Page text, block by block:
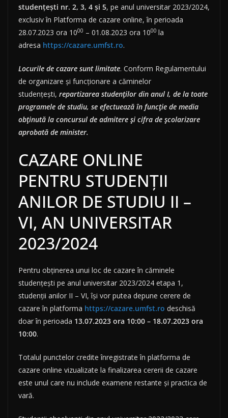
studenţeşti nr. 2, 3, 4 și 5, pe anul universitar 2023/2024,
exclusiv în Platforma de cazare online, în perioada
28.07.2023 ora 1000 – 01.08.2023 ora 1000 la
adresa https://cazare.umfst.ro.
Locurile de cazare sunt limitate. Conform Regulamentului
de organizare şi funcţionare a căminelor
studenţeşti, repartizarea studenţilor din anul I, de la toate
programele de studiu, se efectuează în funcţie de media
obţinută la concursul de admitere şi cifra de şcolarizare
aprobată de minister.
CAZARE ONLINE
PENTRU STUDENȚII
ANILOR DE STUDIU II –
VI, AN UNIVERSITAR
2023/2024
Pentru obținerea unui loc de cazare în căminele
studențești pe anul universitar 2023/2024 etapa 1,
studenții anilor II – VI, își vor putea depune cerere de
cazare în platforma https://cazare.umfst.ro deschisă
doar în perioada 13.07.2023 ora 10:00 – 18.07.2023 ora
10:00.
Totalul punctelor credite înregistrate în platforma de
cazare online vizualizate la finalizarea cererii de cazare
este unul care nu include examene restante și practica de
vară.